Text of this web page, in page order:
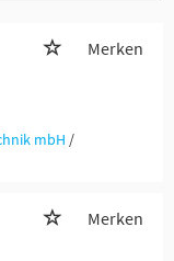
Merken
mbH /
Merken